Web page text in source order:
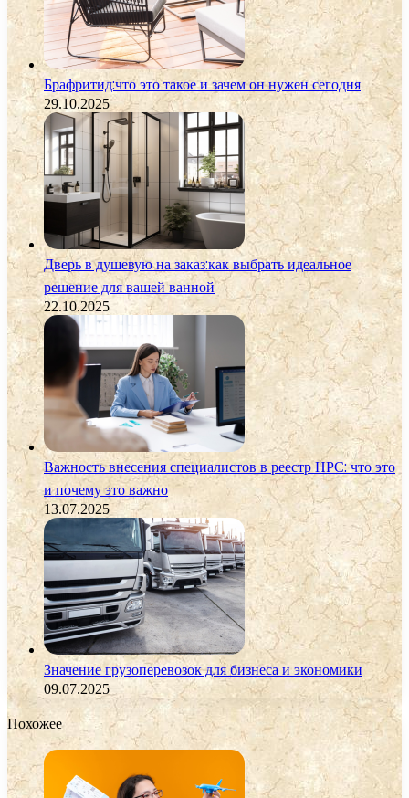
Брафритид:что это такое и зачем он нужен сегодня
29.10.2025
Дверь в душевую на заказ:как выбрать идеальное
решение для вашей ванной
22.10.2025
Важность внесения специалистов в реестр НРС: что это
и почему это важно
13.07.2025
Значение грузоперевозок для бизнеса и экономики
09.07.2025
Похожее